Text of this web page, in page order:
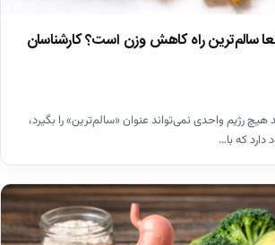
سالم‌ترین راه کاهش وزن است؟ کارشناسان
رژیم واحدی نمی‌تواند عنوان «سالم‌ترین» را بگیرد،
که با…